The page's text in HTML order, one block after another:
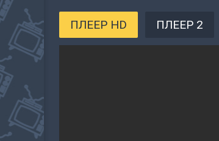
ПЛЕЕР HD ПЛЕЕР 2